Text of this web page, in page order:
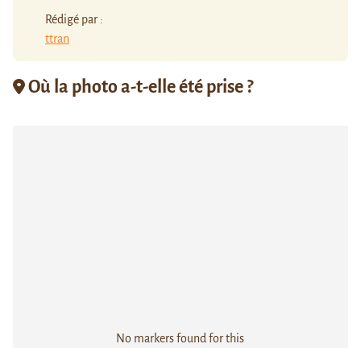
Rédigé par :
ttran
Où la photo a-t-elle été prise ?
No markers found for this